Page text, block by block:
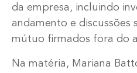
da empresa, incluindo
andamento e discussões
mútuo firmados fora do
Na matéria, Mariana